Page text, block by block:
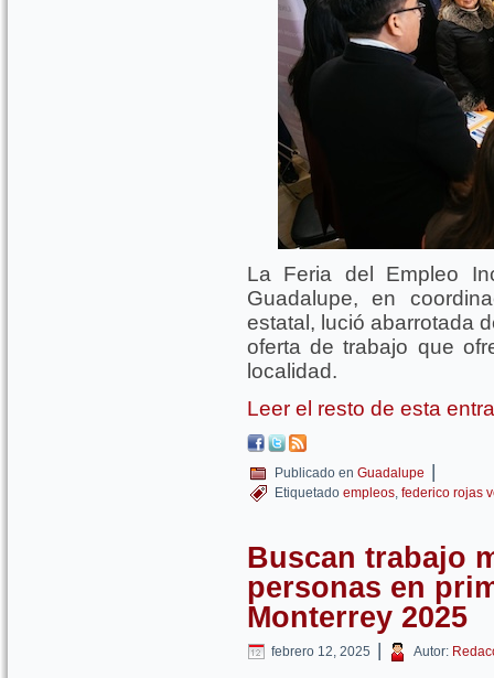
La Feria del Empleo
Guadalupe, en
estatal, lució abarrotada
oferta de trabajo que
localidad.
Leer el resto de esta
Publicado en Guadalupe |
Etiquetado empleos, federico rojas
Buscan trabajo
personas en
Monterrey 2025
febrero 12, 2025 | Autor: